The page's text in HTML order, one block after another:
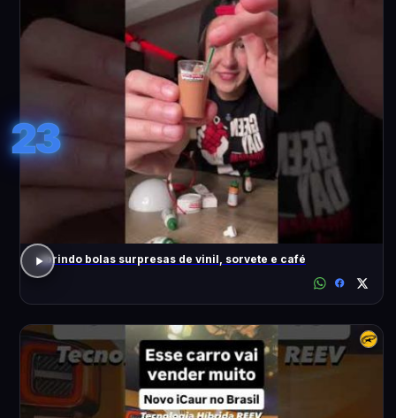
23
abrindo bolas surpresas de vinil, sorvete e café